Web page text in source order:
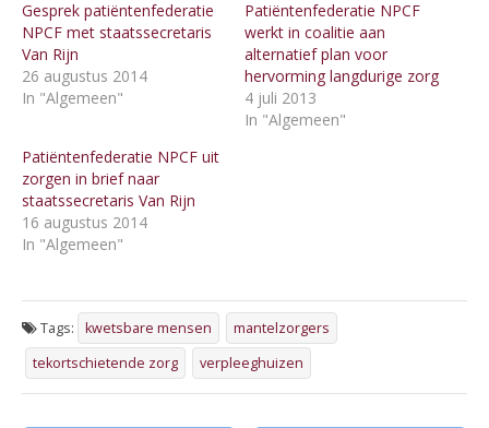
Gesprek patiëntenfederatie
NPCF met staatssecretaris
Van Rijn
26 augustus 2014
In "Algemeen"
Patiëntenfederatie NPCF
werkt in coalitie aan
alternatief plan voor
hervorming langdurige zorg
4 juli 2013
In "Algemeen"
Patiëntenfederatie NPCF uit
zorgen in brief naar
staatssecretaris Van Rijn
16 augustus 2014
In "Algemeen"
Tags: kwetsbare mensen
mantelzorgers
tekortschietende zorg
verpleeghuizen